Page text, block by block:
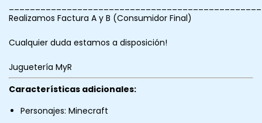
Realizamos Factura A y B (Consumidor Final)
Cualquier duda estamos a disposición!
Juguetería MyR
Características adicionales:
Personajes: Minecraft